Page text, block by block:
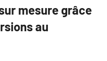
mesure grâce
au